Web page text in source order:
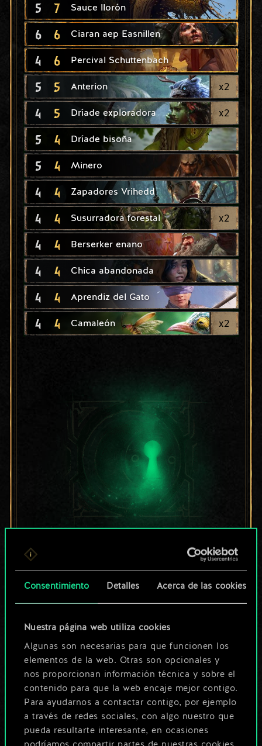
Consentimiento Detalles Acerca de las cookies
Nuestra página web utiliza cookies
Algunas son necesarias para que funcionen los
elementos de la web. Otras son opcionales y
nos proporcionan información técnica y sobre el
contenido para que la web encaje mejor contigo.
Para ayudarnos a contactar contigo, por ejemplo
a través de redes sociales, con algo nuestro que
pueda resultarte interesante, en ocasiones
5 7 Sauce llorón
6 6 Ciaran aep Easnillen
4 6 Percival Schuttenbach
5 5 Anterion x2
4 5 Dríade exploradora x2
5 4 Dríade bisoña
5 4 Minero
4 4 Zapadores Vrihedd
4 4 Susurradora forestal x2
4 4 Berserker enano
4 4 Chica abandonada
4 4 Aprendiz del Gato
4 4 Camaleón x2
Por ahora, solo es
un conjunto de
cartas compartido.
¡Pero puede llegar a
ser mucho más!
Poner nombre a esta baraja y crear
una guía